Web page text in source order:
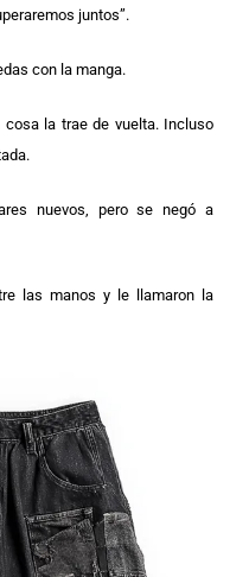
juntos”.
con la manga.
cosa la trae de vuelta. Incluso
nuevos, pero se negó a
las manos y le llamaron la